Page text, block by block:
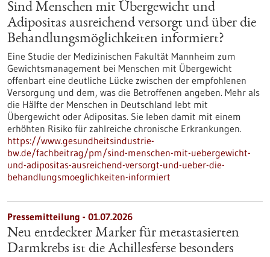
Sind Menschen mit Übergewicht und
Adipositas ausreichend versorgt und über die
Behandlungsmöglichkeiten informiert?
Eine Studie der Medizinischen Fakultät Mannheim zum
Gewichtsmanagement bei Menschen mit Übergewicht
offenbart eine deutliche Lücke zwischen der empfohlenen
Versorgung und dem, was die Betroffenen angeben. Mehr als
die Hälfte der Menschen in Deutschland lebt mit
Übergewicht oder Adipositas. Sie leben damit mit einem
erhöhten Risiko für zahlreiche chronische Erkrankungen.
https://www.gesundheitsindustrie-
bw.de/fachbeitrag/pm/sind-menschen-mit-uebergewicht-
und-adipositas-ausreichend-versorgt-und-ueber-die-
behandlungsmoeglichkeiten-informiert
Pressemitteilung - 01.07.2026
Neu entdeckter Marker für metastasierten
Darmkrebs ist die Achillesferse besonders